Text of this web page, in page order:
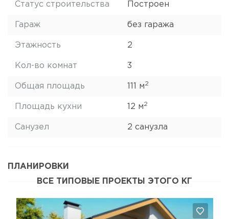
Статус строительства Построен
Гараж без гаража
Этажность 2
Кол-во комнат 3
Общая площадь 111 м2
Площадь кухни 12 м2
Санузел 2 санузла
ПЛАНИРОВКИ
ВСЕ ТИПОВЫЕ ПРОЕКТЫ ЭТОГО КГ